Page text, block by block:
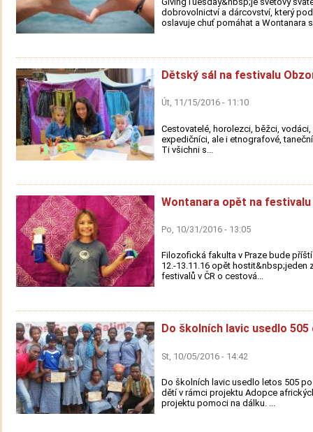
dobrovolnictví a dárcovství, který
oslavuje chuť pomáhat a Wontanara
Dětský sál na festivalu
Út, 11/15/2016 - 11:10
Cestovatelé, horolezci, běžci,
expedičníci, ale i etnografové,
Ti všichni s...
Wontanara opět na
Po, 10/31/2016 - 13:05
Filozofická fakulta v Praze bude
12.-13.11.16 opět hostit&nbsp;jeden
festivalů v ČR o cestová...
Do školních lavic usedlo 505
St, 10/05/2016 - 14:42
Do školních lavic usedlo letos 505
dětí v rámci projektu Adopce
projektu pomoci na dálku. ...